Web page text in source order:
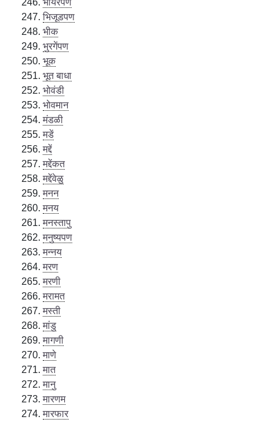
भिजूडपण
भीक
भुरगेंपण
भूक
भूत बाधा
भोवंडी
भोवमान
मंडळी
मडें
मद्दें
मद्देंकत
मद्देंवेळु
मनन
मनय
मनस्तापु
मनुष्यपण
मन्नय
मरण
मरणी
मरामत
मस्ती
मांडु
मागणी
माणे
मात
मानु
मारणम
मारफार